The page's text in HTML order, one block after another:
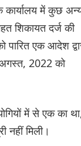
कार्यालय में कुछ
शिकायत दर्ज की
एक आदेश
अगस्त, 2022 को
में से एक का
नहीं मिली।